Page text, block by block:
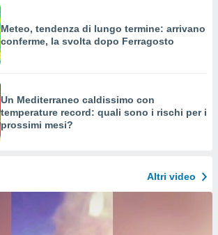
Meteo, tendenza di lungo termine: arrivano
conferme, la svolta dopo Ferragosto
Un Mediterraneo caldissimo con
temperature record: quali sono i rischi per i
prossimi mesi?
Altri video